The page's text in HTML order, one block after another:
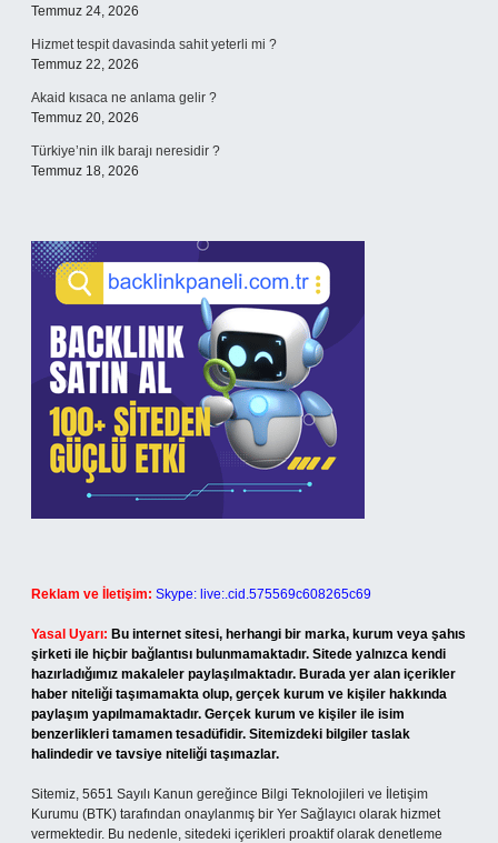
Temmuz 24, 2026
Hizmet tespit davasinda sahit yeterli mi ?
Temmuz 22, 2026
Akaid kısaca ne anlama gelir ?
Temmuz 20, 2026
Türkiye’nin ilk barajı neresidir ?
Temmuz 18, 2026
Reklam ve İletişim: Skype: live:.cid.575569c608265c69
Yasal Uyarı: Bu internet sitesi, herhangi bir marka, kurum veya şahıs
şirketi ile hiçbir bağlantısı bulunmamaktadır. Sitede yalnızca kendi
hazırladığımız makaleler paylaşılmaktadır. Burada yer alan içerikler
haber niteliği taşımamakta olup, gerçek kurum ve kişiler hakkında
paylaşım yapılmamaktadır. Gerçek kurum ve kişiler ile isim
benzerlikleri tamamen tesadüfidir. Sitemizdeki bilgiler taslak
halindedir ve tavsiye niteliği taşımazlar.
Sitemiz, 5651 Sayılı Kanun gereğince Bilgi Teknolojileri ve İletişim
Kurumu (BTK) tarafından onaylanmış bir Yer Sağlayıcı olarak hizmet
vermektedir. Bu nedenle, sitedeki içerikleri proaktif olarak denetleme